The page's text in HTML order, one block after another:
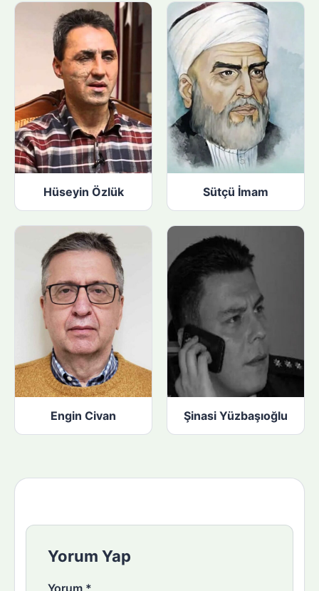
Hüseyin Özlük Sütçü İmam
Engin Civan Şinasi Yüzbaşıoğlu
Yorum Yap